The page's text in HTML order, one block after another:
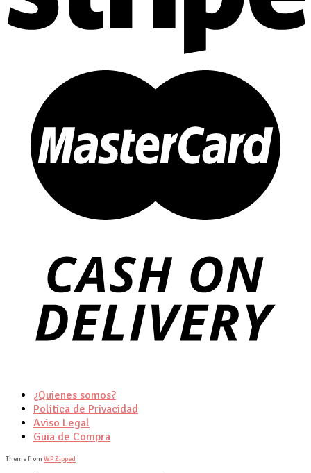
¿Quienes somos?
Politica de Privacidad
Aviso Legal
Guia de Compra
Theme from WP Zipped